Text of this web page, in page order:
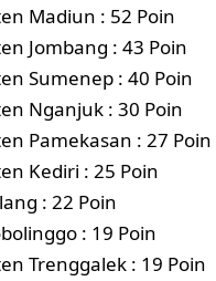
Madiun : 52 Poin
Jombang : 43 Poin
Sumenep : 40 Poin
Nganjuk : 30 Poin
Pamekasan : 27 Poin
Kediri : 25 Poin
: 22 Poin
: 19 Poin
Trenggalek : 19 Poin